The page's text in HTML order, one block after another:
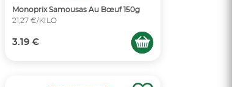
Monoprix Samousas Au Bœuf 150g
21,27 €/KILO
3.19 €